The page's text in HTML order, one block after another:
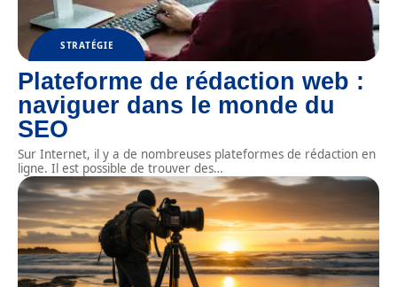
STRATÉGIE
Plateforme de rédaction web :
naviguer dans le monde du
SEO
Sur Internet, il y a de nombreuses plateformes de rédaction en
ligne. Il est possible de trouver des…